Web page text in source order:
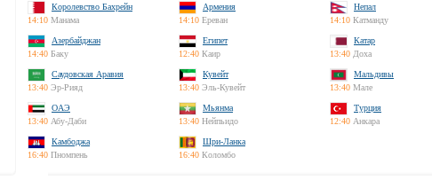
Королевство Бахрейн
14:10 Манама
Армения
14:10 Ереван
Непал
14:10 Катманду
Азербайджан
14:40 Баку
Египет
12:40 Каир
Катар
13:40 Доха
Саудовская Аравия
13:40 Эр-Рияд
Кувейт
13:40 Эль-Кувейт
Мальдивы
13:40 Мале
ОАЭ
13:40 Абу-Даби
Мьянма
13:40 Нейпьидо
Турция
12:40 Анкара
Камбоджа
16:40 Пномпень
Шри-Ланка
16:40 Коломбо